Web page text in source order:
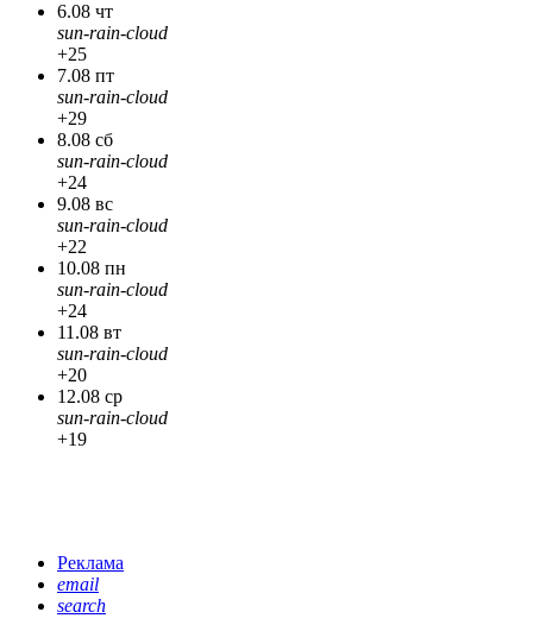
6.08 чт
sun-rain-cloud
+25
7.08 пт
sun-rain-cloud
+29
8.08 сб
sun-rain-cloud
+24
9.08 вс
sun-rain-cloud
+22
10.08 пн
sun-rain-cloud
+24
11.08 вт
sun-rain-cloud
+20
12.08 ср
sun-rain-cloud
+19
Реклама
email
search